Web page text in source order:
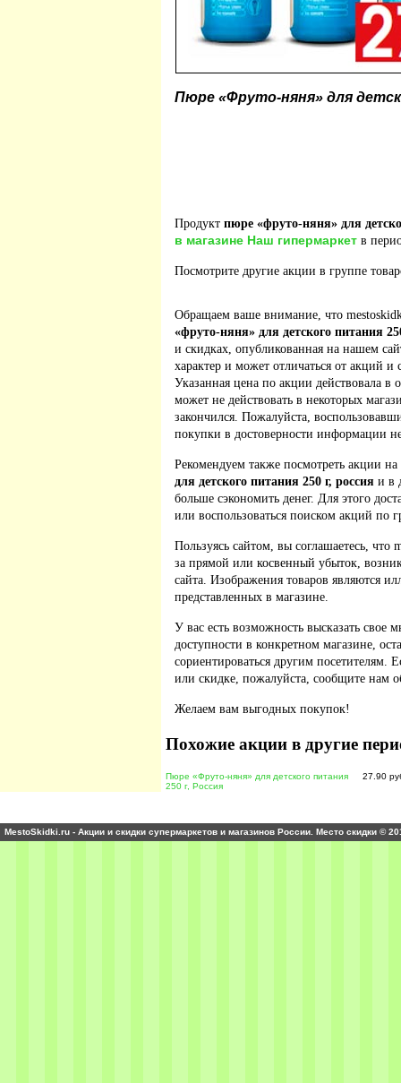
Пюре «Фруто-няня» для
Продукт пюре «фруто-няня» для
в магазине Наш гипермаркет в
Посмотрите другие акции в группе
Обращаем ваше внимание, что
«фруто-няня» для детского питания
и скидках, опубликованная на нашем
характер и может отличаться от акций и
Указанная цена по акции действовала в
может не действовать в некоторых
закончился. Пожалуйста,
покупки в достоверности информации
Рекомендуем также посмотреть акции
для детского питания 250 г, россия и в
больше сэкономить денег. Для этого
или воспользоваться поиском акций по
Пользуясь сайтом, вы соглашаетесь, что
за прямой или косвенный убыток,
сайта. Изображения товаров являются
представленных в магазине.
У вас есть возможность высказать свое
доступности в конкретном магазине,
сориентироваться другим
или скидке, пожалуйста, сообщите нам
Желаем вам выгодных покупок!
Похожие акции в другие
Пюре «Фруто-няня» для детского питания
250 г, Россия
27.90
MestoSkidki.ru - Акции и скидки супермаркетов и магазинов России. Место скидки ©